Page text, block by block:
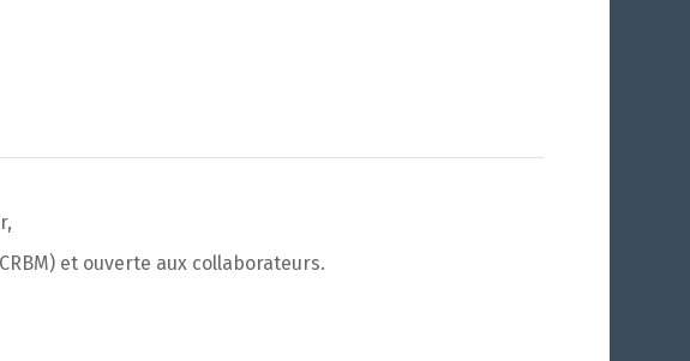
,
et ouverte aux collaborateurs.